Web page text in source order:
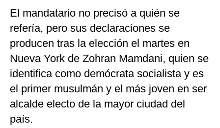
El mandatario no precisó a quién se
refería, pero sus declaraciones se
producen tras la elección el martes en
Nueva York de Zohran Mamdani, quien se
identifica como demócrata socialista y es
el primer musulmán y el más joven en ser
alcalde electo de la mayor ciudad del
país.